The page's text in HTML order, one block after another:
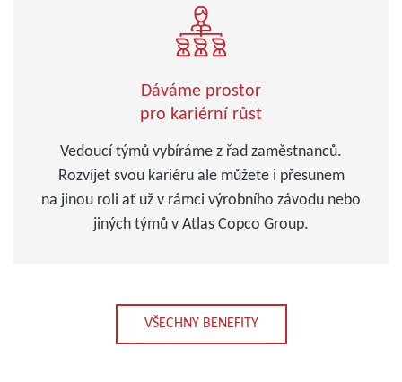
Dáváme prostor
pro kariérní růst
Vedoucí týmů vybíráme z řad zaměstnanců.
Rozvíjet svou kariéru ale můžete i přesunem
na jinou roli ať už v rámci výrobního závodu nebo
jiných týmů v Atlas Copco Group.
VŠECHNY BENEFITY